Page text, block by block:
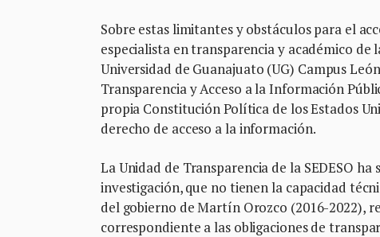
Sobre estas limitantes y obstáculos para el
especialista en transparencia y académico de
Universidad de Guanajuato (UG) Campus
Transparencia y Acceso a la Información
propia Constitución Política de los Estados
derecho de acceso a la información.
La Unidad de Transparencia de la SEDESO
investigación, que no tienen la capacidad
del gobierno de Martín Orozco (2016-2022),
correspondiente a las obligaciones de